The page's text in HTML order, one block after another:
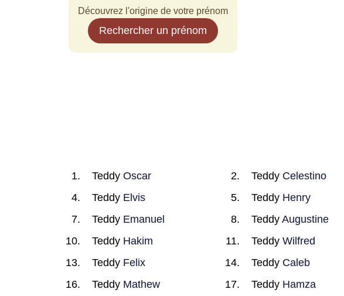
Découvrez l'origine de votre prénom
Rechercher un prénom
Teddy Oscar Teddy Celestino
Teddy Elvis Teddy Henry
Teddy Emanuel Teddy Augustine
Teddy Hakim Teddy Wilfred
Teddy Felix Teddy Caleb
Teddy Mathew Teddy Hamza